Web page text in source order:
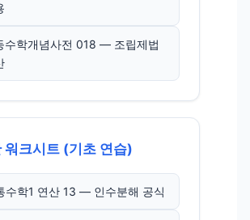
수학개념사전 018 — 조립제법
워크시트 (기초 연습)
수학1 연산 13 — 인수분해 공식